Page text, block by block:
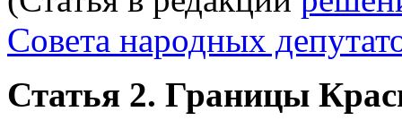
Совета народных
Статья 2. Границы